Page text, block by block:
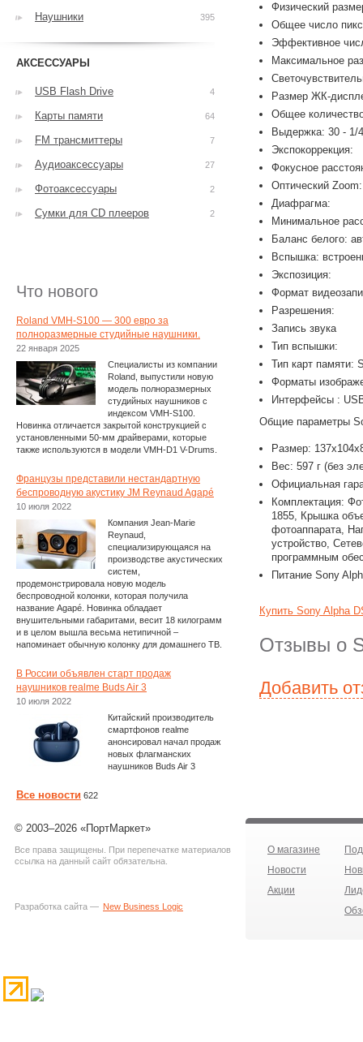
Физический
Общее число
Эффективное
Максимальное
Размер ЖК-
Общее
Выдержка: 30 - 1/
Экспокоррекция:
Фокусное
Оптический Zoom:
Диафрагма:
Минимальное
Баланс белого:
Вспышка:
Экспозиция:
Формат
Разрешения:
Запись звука
Тип вспышки:
Тип карт памяти:
Форматы
Интерфейсы :
Общие параметры
Размер:
Вес: 597 г (без
Официальная
Комплектация:
1855, Крышка
фотоаппарата,
устройство,
программным
Питание Sony
Купить Sony Alpha
Отзывы о
Добавить
Наушники 395
АКСЕССУАРЫ
USB Flash Drive 4
Карты памяти 64
FM трансмиттеры 7
Аудиоаксессуары 27
Фотоаксессуары 2
Сумки для CD плееров 2
Что нового
Roland VMH-S100 — 300 евро за
полноразмерные студийные наушники.
22 января 2025
Специалисты из компании
Roland, выпустили новую
модель полноразмерных
студийных наушников с
индексом VMH-S100.
Новинка отличается закрытой конструкцией с
установленными 50-мм драйверами, которые
также используются в модели VMH-D1 V-Drums.
Французы представили нестандартную
беспроводную акустику JM Reynaud Agapé
10 июля 2022
Компания Jean-Marie
Reynaud,
специализирующаяся на
производстве акустических
систем,
продемонстрировала новую модель
беспроводной колонки, которая получила
название Agapé. Новинка обладает
внушительными габаритами, весит 18 килограмм
и в целом вышла весьма нетипичной –
напоминает обычную колонку для домашнего ТВ.
В России объявлен старт продаж
наушников realme Buds Air 3
10 июля 2022
Китайский производитель
смартфонов realme
анонсировал начал продаж
новых флагманских
наушников Buds Air 3
Все новости 622
© 2003–2026 «ПортМаркет»
Все права защищены. При перепечатке материалов
ссылка на данный сайт обязательна.
Разработка сайта — New Business Logic
О магазине
Новости
Акции